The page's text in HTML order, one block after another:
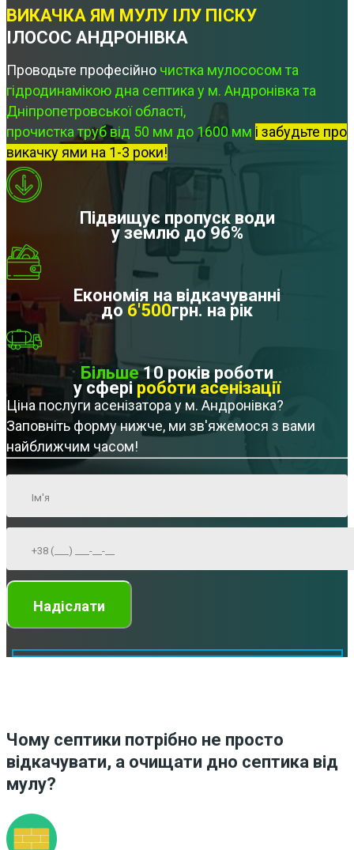
ВИКАЧКА ЯМ МУЛУ ІЛУ ПІСКУ
ІЛОСОС АНДРОНІВКА
Проводьте професійно чистка мулососом та
гідродинамікою дна септика у м. Андронівка та
Дніпропетровської області,
прочистка труб від 50 мм до 1600 мм і забудьте про
викачку ями на 1-3 роки!
Підвищує пропуск води
у землю до 96%
Економія на відкачуванні
до 6'500грн. на рік
Більше10 років роботи
у сфері роботи асенізації
Ціна послуги асенізатора у м. Андронівка?
Заповніть форму нижче, ми зв'яжемося з вами
найближчим часом!
Чому септики потрібно не просто
відкачувати, а очищати дно септика від
мулу?